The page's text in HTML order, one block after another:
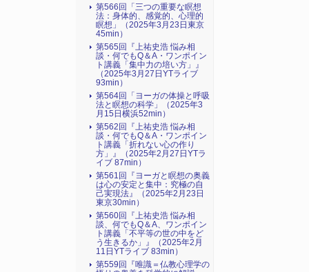
第566回「三つの重要な瞑想
法：身体的、感覚的、心理的
瞑想」（2025年3月23日東京
45min）
第565回『上祐史浩 悩み相
談・何でもQ＆A・ワンポイン
ト講義「集中力の培い方」』
（2025年3月27日YTライブ
93min）
第564回「ヨーガの体操と呼吸
法と瞑想の科学」（2025年3
月15日横浜52min）
第562回『上祐史浩 悩み相
談・何でもQ＆A・ワンポイン
ト講義「折れない心の作り
方」』（2025年2月27日YTラ
イブ 87min）
第561回『ヨーガと瞑想の奥義
は心の安定と集中：究極の自
己実現法』（2025年2月23日
東京30min）
第560回『上祐史浩 悩み相
談、何でもQ＆A、ワンポイン
ト講義「不平等の世の中をど
う生きるか」』（2025年2月
11日YTライブ 83min）
第559回『唯識＝仏教心理学の